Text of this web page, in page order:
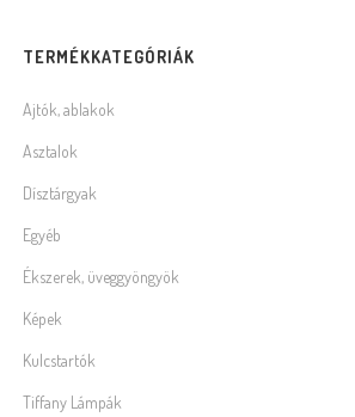
TERMÉKKATEGÓRIÁK
Ajtók, ablakok
Asztalok
Dísztárgyak
Egyéb
Ékszerek, üveggyöngyök
Képek
Kulcstartók
Tiffany Lámpák